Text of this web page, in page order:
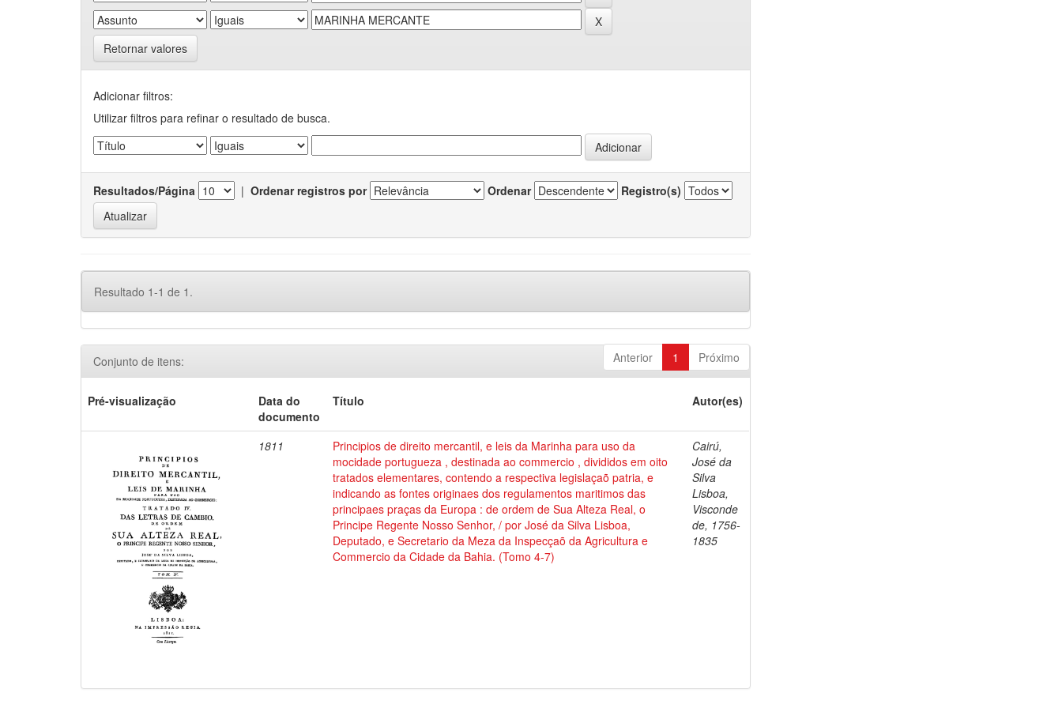
Retornar valores
Adicionar filtros:
Utilizar filtros para refinar o resultado de busca.
Resultados/Página | Ordenar registros por Ordenar Registro(s)
Resultado 1-1 de 1.
Anterior 1 Próximo
Conjunto de itens:
Pré-visualização
Data do
documento
Título Autor(es)
1811
Principios de direito mercantil, e leis da Marinha para uso da
mocidade portugueza , destinada ao commercio , divididos em oito
tratados elementares, contendo a respectiva legislaçaõ patria, e
indicando as fontes originaes dos regulamentos maritimos das
principaes praças da Europa : de ordem de Sua Alteza Real, o
Principe Regente Nosso Senhor, / por José da Silva Lisboa,
Deputado, e Secretario da Meza da Inspecçaõ da Agricultura e
Commercio da Cidade da Bahia. (Tomo 4-7)
Cairú,
José da
Silva
Lisboa,
Visconde
de, 1756-
1835